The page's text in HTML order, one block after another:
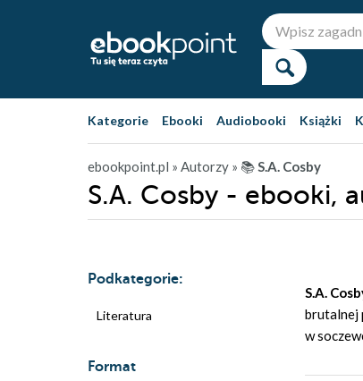
Kategorie Ebooki Audiobooki Książki
ebookpoint.pl » Autorzy » 📚S.A. Cosby
S.A. Cosby - ebooki,
Podkategorie:
Literatura
Format
S.A.
brutalnej
w